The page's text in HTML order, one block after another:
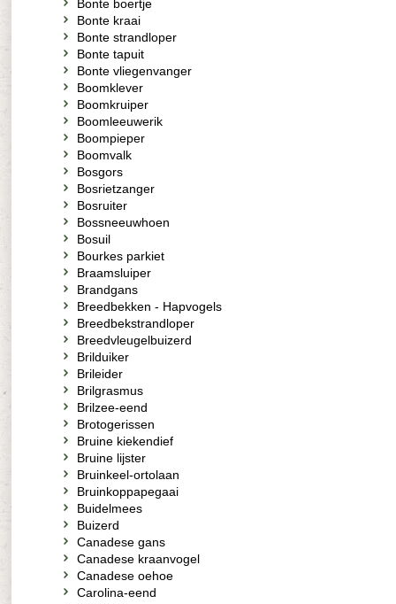
Bonte boertje
Bonte kraai
Bonte strandloper
Bonte tapuit
Bonte vliegenvanger
Boomklever
Boomkruiper
Boomleeuwerik
Boompieper
Boomvalk
Bosgors
Bosrietzanger
Bosruiter
Bossneeuwhoen
Bosuil
Bourkes parkiet
Braamsluiper
Brandgans
Breedbekken - Hapvogels
Breedbekstrandloper
Breedvleugelbuizerd
Brilduiker
Brileider
Brilgrasmus
Brilzee-eend
Brotogerissen
Bruine kiekendief
Bruine lijster
Bruinkeel-ortolaan
Bruinkoppapegaai
Buidelmees
Buizerd
Canadese gans
Canadese kraanvogel
Canadese oehoe
Carolina-eend